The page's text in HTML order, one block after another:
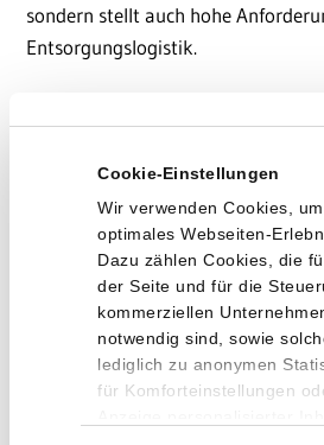
Cookie-Einstellungen
Wir verwenden Cookies,
optimales Webseiten-
Dazu zählen Cookies, die
der Seite und für die
kommerziellen
notwendig sind, sowie
lediglich zu anonymen
für Komforteinstellungen
sondern stellt auch hohe
Entsorgungslogistik.
geleert und Leistungen
werden. Besonders wichtig dabei:
entstehen wo, welche Fraktionen
Aussteller können sie eindeutig
Genau hier kam BINITY von
erstmals im Messeumfeld zum